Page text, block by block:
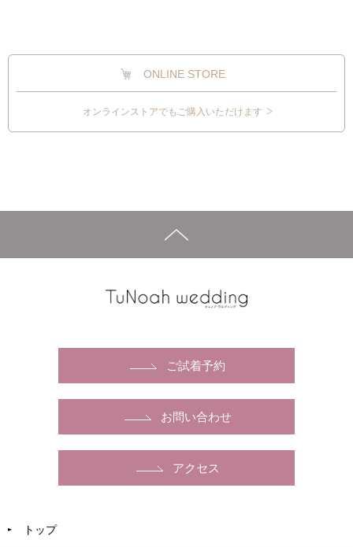
ONLINE STORE
オンラインストアでもご購入いただけます
ご試着予約
お問い合わせ
アクセス
トップ